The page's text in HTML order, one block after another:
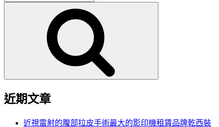
近期文章
近視雷射的腹部拉皮手術最大的影印機租賃品牌乾西裝